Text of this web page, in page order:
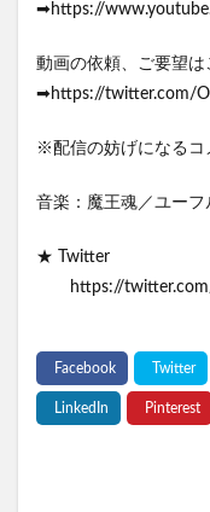
➡https://
動画の依頼、ご要望は
➡https://twitter.com/
※配信の妨げになるコ
音楽：魔王魂／ユーフ
★ Twitter
https://twitter.com/